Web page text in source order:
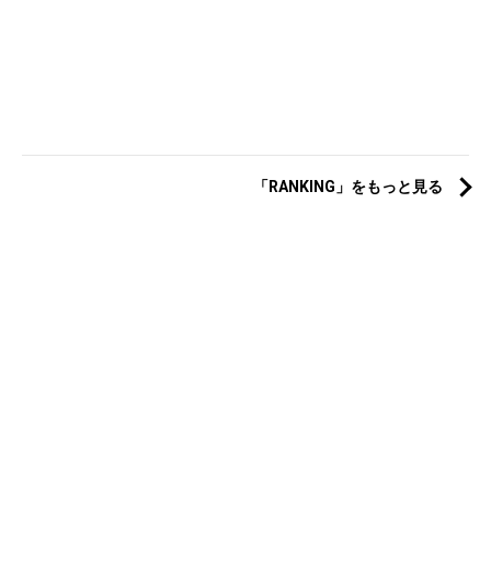
「RANKING」をもっと見る